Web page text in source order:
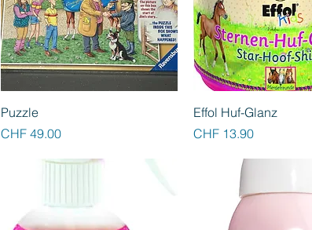
Puzzle
Preis
CHF 49.00
Schnellansicht
Effol Huf-Glanz
Preis
CHF 13.90